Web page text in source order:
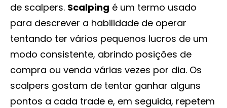
de scalpers. Scalping é um termo usado
para descrever a habilidade de operar
tentando ter vários pequenos lucros de um
modo consistente, abrindo posições de
compra ou venda várias vezes por dia. Os
scalpers gostam de tentar ganhar alguns
pontos a cada trade e, em seguida, repetem